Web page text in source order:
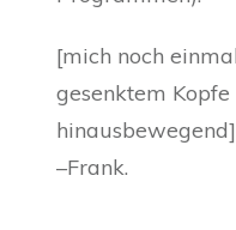
[mich noch
gesenktem
hinausbewegend]
–Frank.